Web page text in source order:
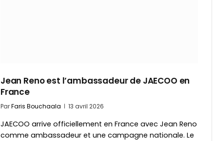
Jean Reno est l’ambassadeur de JAECOO en
France
ParFaris Bouchaala 13 avril 2026
JAECOO arrive officiellement en France avec Jean Reno
comme ambassadeur et une campagne nationale. Le